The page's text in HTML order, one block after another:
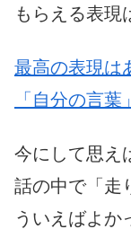
もらえる表現
最高の表現は
「自分の言
今にして思え
話の中で「走
ういえばよか